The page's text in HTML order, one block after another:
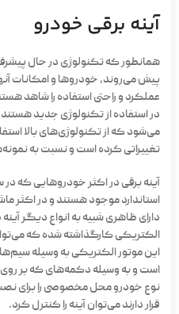
آینه برقی خودرو
همانطور که تکنولوژی در حال
پیش می‌روند، خودروها و امکانات
عملکرد و راحتی استفاده را شاهد
در استفاده از تکنولوژی جدید هستند
می‌شود که از تکنولوژی‌های بالا
تغییراتی کرده است و نسبت به
آینه برقی در اکثر خودروهایی که
استاندارد موجود هستند و در اکثر
دارای ظاهری شبیه به انواع دیگر
الکتریکی کارگذاشته شده که
این موتور الکتریکی به وسیله
است و به وسیله دکمه‌های که بر روی
نوع خودرو محل مخصوصی را برای
قرار دارند می‌توان آینه را کنترل کرد.